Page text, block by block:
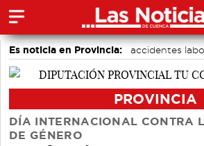
Es noticia en Provincia: accidentes
Medio Ambiente
PROVINCIA
DÍA INTERNACIONAL CONTRA
DE GÉNERO